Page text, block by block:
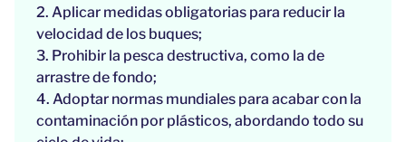
2. Aplicar medidas obligatorias para reducir la
velocidad de los buques;
3. Prohibir la pesca destructiva, como la de
arrastre de fondo;
4. Adoptar normas mundiales para acabar con la
contaminación por plásticos, abordando todo su